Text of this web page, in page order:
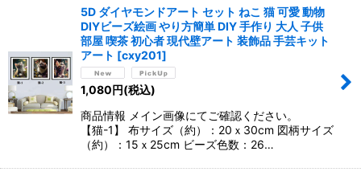
5D ダイヤモンドアート セット ねこ 猫 可愛 動物
DIYビーズ絵画 やり方簡単 DIY 手作り 大人 子供
部屋 喫茶 初心者 現代壁アート 装飾品 手芸キット
アート [cxy201]
1,080円(税込)
商品情報 メイン画像にてご確認ください。
【猫-1】 布サイズ（約）：20ｘ30cm 図柄サイズ
（約）：15ｘ25cm ビーズ色数：26…